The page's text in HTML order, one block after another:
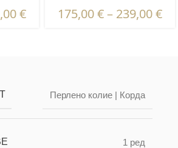
€ 175,00€– 239,00€
и доставка
Перлено колие | Корда
1 ред